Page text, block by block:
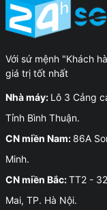
Với sứ mệnh "Khách
giá trị tốt nhất
Nhà máy: Lô 3 Cảng
Tỉnh Bình Thuận.
CN miền Nam: 86A
Minh.
CN miền Bắc:TT2 -
Mai, TP. Hà Nội.